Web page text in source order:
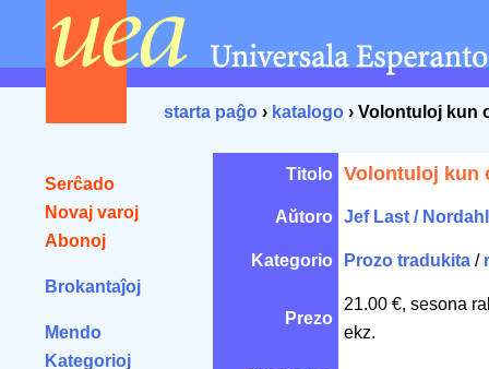
starta paĝo › katalogo › Volontuloj kun
Serĉado
Novaj varoj
Abonoj
Brokantaĵoj
Mendo
Kategorioj
Titolo Volontuloj kun
Aŭtoro Jef Last /
Kategorio Prozo tradukita /
Prezo
21.00 €, sesona
ekz.